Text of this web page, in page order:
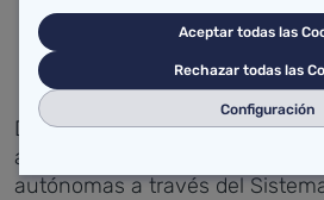
Peso de unidad: 150 g
Temperatura: ambiente
Dicha información ha sido
autoridades competentes de
autónomas a través del
Aceptar todas las
Rechazar todas las
Configuración